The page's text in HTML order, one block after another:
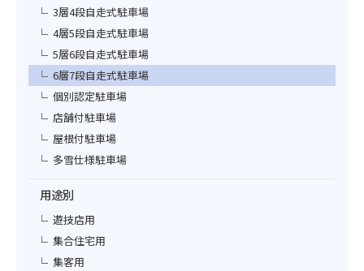
3層4段自走式駐車場
4層5段自走式駐車場
5層6段自走式駐車場
6層7段自走式駐車場
個別認定駐車場
店舗付駐車場
屋根付駐車場
多雪仕様駐車場
用途別
遊技店用
集合住宅用
集客用